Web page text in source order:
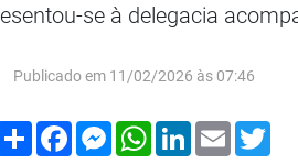
se à delegacia
Publicado em 11/02/2026 às 07:46
Compartilhar
FacebookMessenger
WhatsApp
LinkedIn
Email